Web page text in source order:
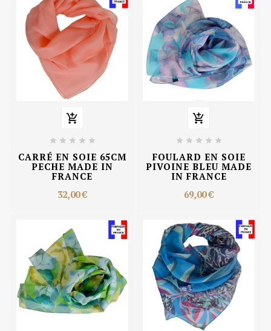

    
CARRÉ EN SOIE 65CM
PECHE MADE IN
FRANCE
32,00 €

    
FOULARD EN SOIE
PIVOINE BLEU MADE
IN FRANCE
69,00 €